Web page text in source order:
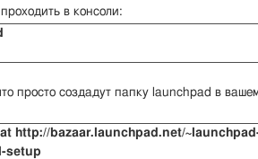
в консоли:
просто создадут папку launchpad в
http://bazaar.launchpad.net/
setup